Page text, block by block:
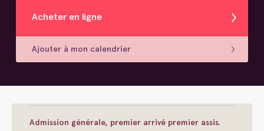
Acheter en ligne
Ajouter à mon calendrier
Admission générale, premier arrivé premier assis.